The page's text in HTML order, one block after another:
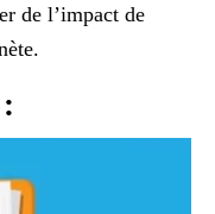
de l’impact de